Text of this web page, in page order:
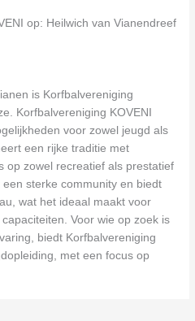
op: Heilwich van Vianendreef
is Korfbalvereniging
Korfbalvereniging KOVENI
voor zowel jeugd als
een rijke traditie met
op zowel recreatief als prestatief
sterke community en biedt
wat het ideaal maakt voor
Voor wie op zoek is
biedt Korfbalvereniging
met een focus op